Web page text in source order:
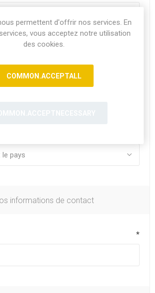
informations de contact
*
permettent d'offrir nos services. En
vous acceptez notre utilisation
des cookies.
COMMON.ACCEPTALL